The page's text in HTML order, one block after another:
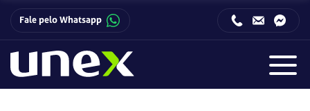
Fale pelo Whatsapp